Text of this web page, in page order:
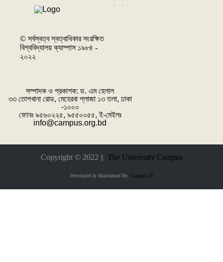
© সর্বস্বত্ব স্বত্বাধিকার সংরক্ষিত
বিশ্ববিদ্যালয় ক্যাম্পাস ১৯৮৪ -
২০২২
সম্পাদক ও প্রকাশক: ‌ড. এম হেলাল
৩৩ তোপখানা রোড, মেহেরবা প্লাজা ১৩ তলা, ঢাকা
-১০০০
ফোনঃ ৯৫৬০২২৫, ৯৫৫০০৫৫, ই-মেইলঃ
info@campus.org.bd
Copyright © 2022 || The University Campus
Developed & Maintained ByCampus IT